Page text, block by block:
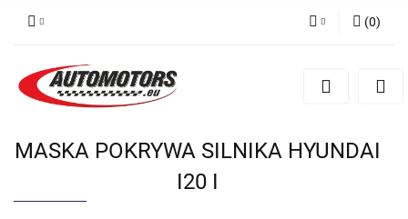
Zarejestruj się
(0)
MASKA POKRYWA SILNIKA HYUNDAI
I20 I